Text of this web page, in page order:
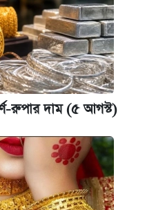
রুপার দাম (৫ আগস্ট)